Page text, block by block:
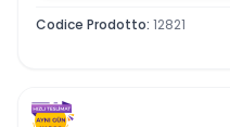
Codice Prodotto: 12821